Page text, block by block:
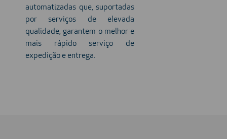
automatizadas que, suportadas
por serviços de elevada
qualidade, garantem o melhor e
mais rápido serviço de
expedição e entrega.